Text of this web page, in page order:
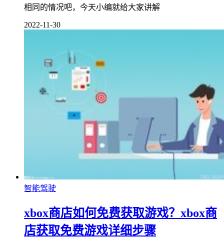
相同的情况吧，今天小编就给大家讲解
2022-11-30
智能驾驶
xbox商店如何免费获取游戏？xbox商
店获取免费游戏详细步骤